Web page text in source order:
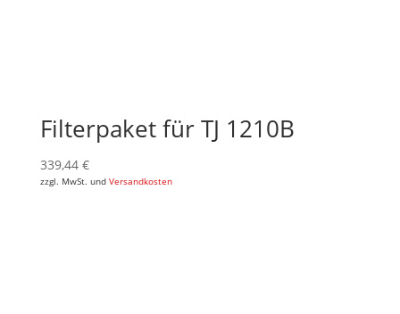
Filterpaket für TJ 1210B
339,44 €
zzgl. MwSt. und Versandkosten